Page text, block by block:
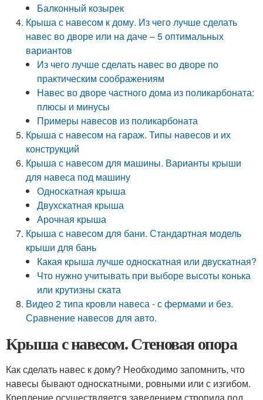
Балконный козырек
Крыша с навесом к дому. Из чего лучше сделать
навес во дворе или на даче – 5 оптимальных
вариантов
Из чего лучше сделать навес во дворе по
практическим соображениям
Навес во дворе частного дома из поликарбоната:
плюсы и минусы
Примеры навесов из поликарбоната
Крыша с навесом на гараж. Типы навесов и их
конструкций
Крыша с навесом для машины. Варианты крыши
для навеса под машину
Односкатная крыша
Двухскатная крыша
Арочная крыша
Крыша с навесом для бани. Стандартная модель
крыши для бань
Какая крыша лучше односкатная или двускатная?
Что нужно учитывать при выборе высоты конька
или крутизны ската
Видео 2 типа кровли навеса - с фермами и без.
Сравнение навесов для авто.
Крыша с навесом. Стеновая опора
Как сделать навес к дому? Необходимо запомнить, что
навесы бывают односкатными, ровными или с изгибом.